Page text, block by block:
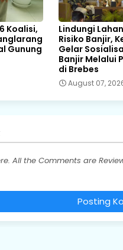
Koalisi,
Gunung
Lindungi
Risiko Banjir,
Gelar
Banjir Melalui
di Brebes
August 07,
All the Comments are
Posting